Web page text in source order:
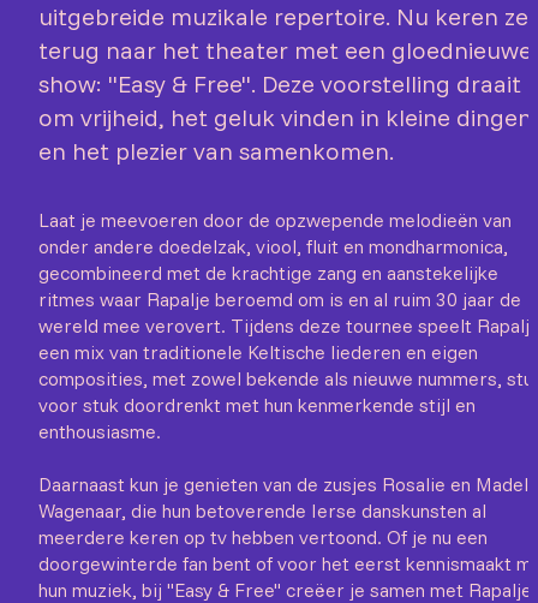
uitgebreide muzikale repertoire. Nu keren ze
terug naar het theater met een gloednieuwe
show: "Easy & Free". Deze voorstelling draait
om vrijheid, het geluk vinden in kleine dingen
en het plezier van samenkomen.
Laat je meevoeren door de opzwepende melodieën van
onder andere doedelzak, viool, fluit en mondharmonica,
gecombineerd met de krachtige zang en aanstekelijke
ritmes waar Rapalje beroemd om is en al ruim 30 jaar de
wereld mee verovert. Tijdens deze tournee speelt
een mix van traditionele Keltische liederen en eigen
composities, met zowel bekende als nieuwe nummers,
voor stuk doordrenkt met hun kenmerkende stijl en
enthousiasme.
Daarnaast kun je genieten van de zusjes Rosalie en
Wagenaar, die hun betoverende Ierse danskunsten al
meerdere keren op tv hebben vertoond. Of je nu een
doorgewinterde fan bent of voor het eerst kennismaakt
hun muziek, bij "Easy & Free" creëer je samen met Rapalje